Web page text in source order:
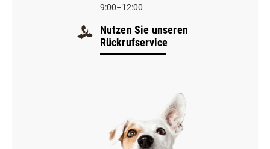
9:00–12:00
Nutzen Sie unseren
Rückrufservice